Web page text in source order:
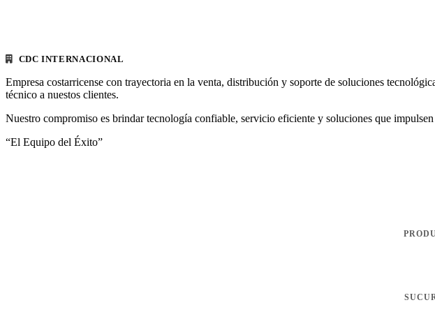
CDC INTERNACIONAL
Empresa costarricense con trayectoria en la venta, distribución y soporte de soluciones
técnico a nuestos clientes.
Nuestro compromiso es brindar tecnología confiable, servicio eficiente y soluciones que
“El Equipo del Éxito”